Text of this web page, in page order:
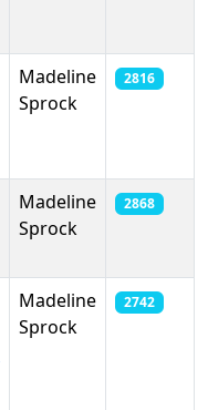
Madeline
Sprock
2816
Madeline
Sprock
2868
Madeline
Sprock
2742